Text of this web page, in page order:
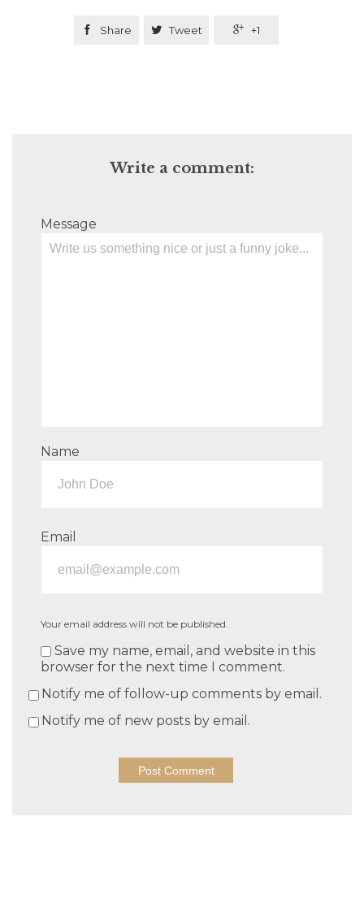
 Share  Tweet  +1
Write a comment:
Message
Name
Email
Your email address will not be published.
Save my name, email, and website in this
browser for the next time I comment.
Notify me of follow-up comments by email.
Notify me of new posts by email.